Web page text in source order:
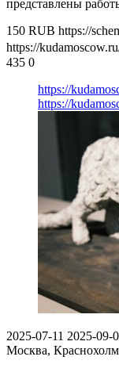
представлены
150 RUB https://
https://
435 0
https://
https://
2025-07-11 2025-09-
Москва,